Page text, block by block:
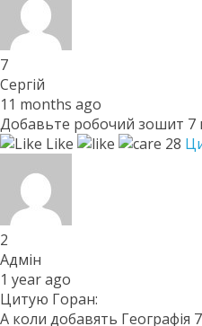
7
Сергій
11 months ago
Добавьте робочий зошит 7
Like
28
2
Адмін
1 year ago
Цитую Горан:
А коли добавять Географія